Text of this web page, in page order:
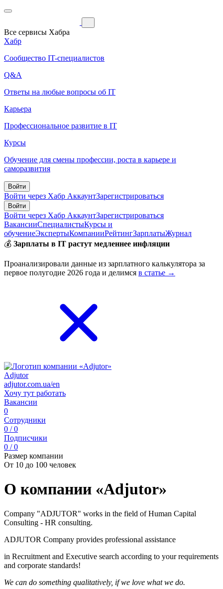
Все сервисы Хабра
Хабр
Сообщество IT-специалистов
Q&A
Ответы на любые вопросы об IT
Карьера
Профессиональное развитие в IT
Курсы
Обучение для смены профессии, роста в карьере и
саморазвития
Войти
Войти через Хабр АккаунтЗарегистрироваться
Войти
Войти через Хабр АккаунтЗарегистрироваться
ВакансииСпециалистыКурсы и
обучениеЭкспертыКомпанииРейтингЗарплатыЖурнал
💰 Зарплаты в IT растут медленнее инфляции
Проанализировали данные из зарплатного калькулятора за
первое полугодие 2026 года и делимся в статье →
Adjutor
adjutor.com.ua/en
Хочу тут работать
Вакансии
0
Сотрудники
0 / 0
Подписчики
0 / 0
Размер компании
От 10 до 100 человек
О компании «Adjutor»
Company "ADJUTOR" works in the field of Human Capital
Consulting - HR consulting.
ADJUTOR Company provides professional assistance
in Recruitment and Executive search according to your requirements
and corporate standards!
We can do something qualitatively, if we love what we do.